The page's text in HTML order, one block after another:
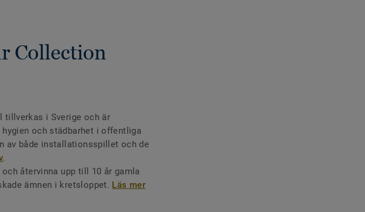
Collection
tillverkas i Sverige och är
och städbarhet i offentliga
av både installationsspillet och de
.
återvinna upp till 10 år gamla
ämnen i kretsloppet. Läs mer